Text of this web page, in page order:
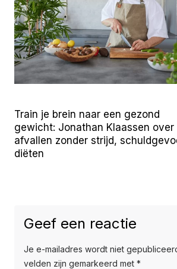
Train je brein naar een gezond
gewicht: Jonathan Klaassen over
afvallen zonder strijd,
diëten
Geef een reactie
Je e-mailadres wordt niet
velden zijn gemarkeerd met *